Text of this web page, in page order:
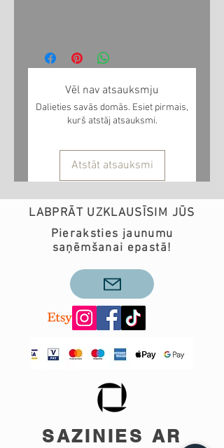
Vēl nav atsauksmju
Dalieties savās domās. Esiet pirmais,
kurš atstāj atsauksmi.
Atstāt atsauksmi
LABPRĀT UZKLAUSĪSIM JŪS
Pieraksties jaunumu
saņēmšanai epastā!
SAZINIES AR